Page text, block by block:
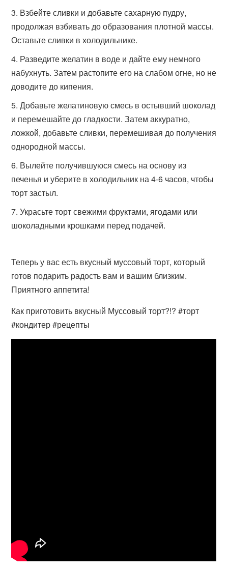
Взбейте сливки и добавьте сахарную пудру,
продолжая взбивать до образования плотной массы.
Оставьте сливки в холодильнике.
Разведите желатин в воде и дайте ему немного
набухнуть. Затем растопите его на слабом огне, но не
доводите до кипения.
Добавьте желатиновую смесь в остывший шоколад
и перемешайте до гладкости. Затем аккуратно,
ложкой, добавьте сливки, перемешивая до получения
однородной массы.
Вылейте получившуюся смесь на основу из
печенья и уберите в холодильник на 4-6 часов, чтобы
торт застыл.
Украсьте торт свежими фруктами, ягодами или
шоколадными крошками перед подачей.
Теперь у вас есть вкусный муссовый торт, который
готов подарить радость вам и вашим близким.
Приятного аппетита!
Как приготовить вкусный Муссовый торт?!? #торт
#кондитер #рецепты